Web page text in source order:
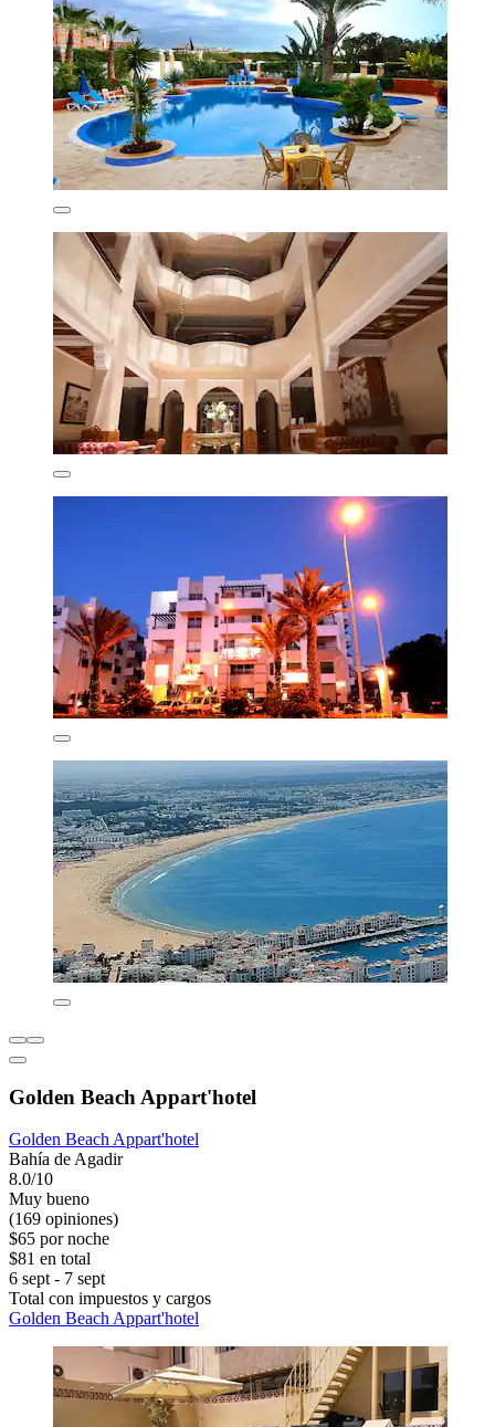
Golden Beach Appart'hotel
Golden Beach Appart'hotel
Bahía de Agadir
8.0/10
Muy bueno
(169 opiniones)
$65 por noche
$81 en total
6 sept - 7 sept
Total con impuestos y cargos
Golden Beach Appart'hotel